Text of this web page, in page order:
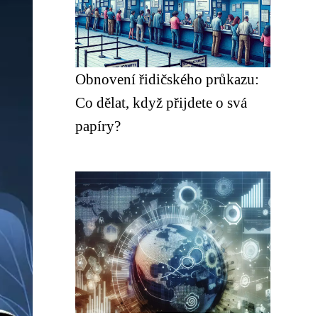
Obnovení řidičského průkazu:
Co dělat, když přijdete o svá
papíry?